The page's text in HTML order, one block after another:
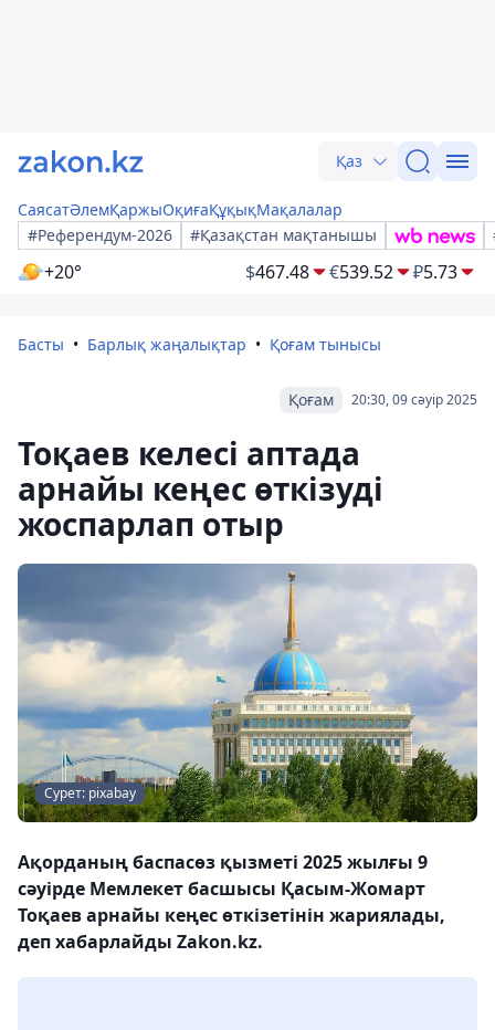
Қаз
СаясатӘлемҚаржыОқиғаҚұқықМақалалар
#Референдум-2026
#Қазақстан мақтанышы
+20° $467.48 €539.52 ₽5.73
Басты Барлық жаңалықтар Қоғам тынысы
20:30, 09 сәуір 2025
Қоғам
Тоқаев келесі аптада
арнайы кеңес өткізуді
жоспарлап отыр
Сурет: pixabay
Ақорданың баспасөз қызметі 2025 жылғы 9
сәуірде Мемлекет басшысы Қасым-Жомарт
Тоқаев арнайы кеңес өткізетінін жариялады,
деп хабарлайды Zakon.kz.